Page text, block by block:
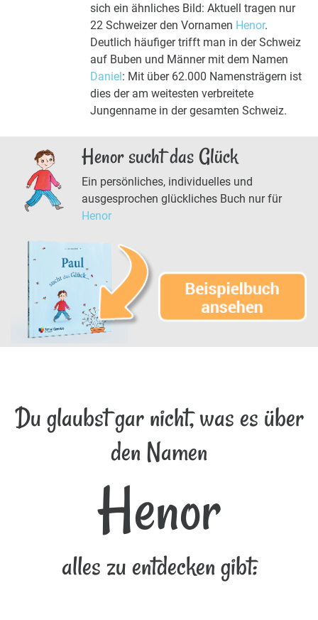
sich ein ähnliches Bild: Aktuell tragen nur
22 Schweizer den Vornamen Henor.
Deutlich häufiger trifft man in der Schweiz
auf Buben und Männer mit dem Namen
Daniel: Mit über 62.000 Namensträgern ist
dies der am weitesten verbreitete
Jungenname in der gesamten Schweiz.
Henor sucht das Glück
Ein persönliches, individuelles und
ausgesprochen glückliches Buch nur für
Henor
Du glaubst gar nicht, was es über
den Namen
Henor
alles zu entdecken gibt: